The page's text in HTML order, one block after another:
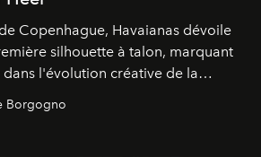
Copenhague, Havaianas dévoile
silhouette à talon, marquant
l'évolution créative de la
Borgogno